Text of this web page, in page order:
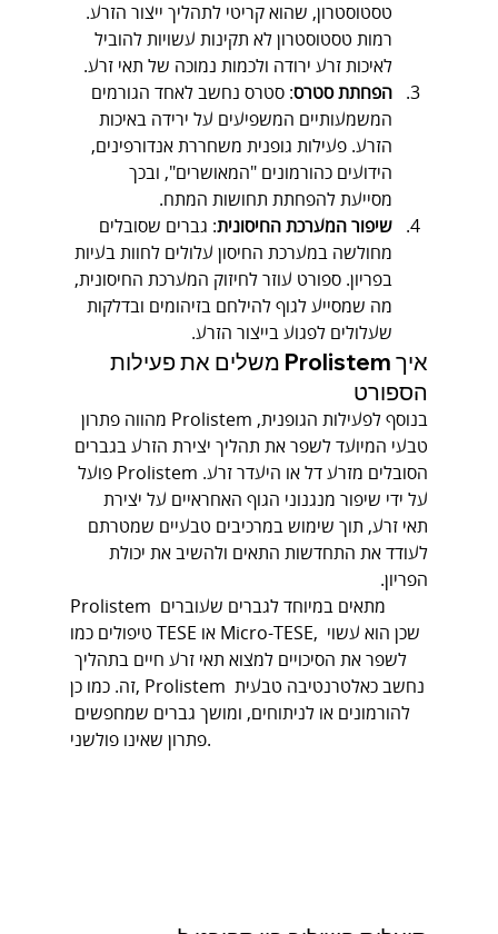
טסטוסטרון, שהוא קריטי לתהליך ייצור הזרע.
רמות טסטוסטרון לא תקינות עשויות להוביל
לאיכות זרע ירודה ולכמות נמוכה של תאי זרע.
הפחתת סטרס: סטרס נחשב לאחד הגורמים
המשמעותיים המשפיעים על ירידה באיכות
הזרע. פעילות גופנית משחררת אנדורפינים,
הידועים כהורמונים "המאושרים", ובכך
מסייעת להפחתת תחושות המתח.
שיפור המערכת החיסונית: גברים שסובלים
מחולשה במערכת החיסון עלולים לחוות בעיות
בפריון. ספורט עוזר לחיזוק המערכת החיסונית,
מה שמסייע לגוף להילחם בזיהומים ובדלקות
שעלולים לפגוע בייצור הזרע.
איך Prolistem משלים את פעילות
הספורט
בנוסף לפעילות הגופנית, Prolistem מהווה פתרון
טבעי המיועד לשפר את תהליך יצירת הזרע בגברים
הסובלים מזרע דל או היעדר זרע. Prolistem פועל
על ידי שיפור מנגנוני הגוף האחראיים על יצירת
תאי זרע, תוך שימוש במרכיבים טבעיים שמטרתם
לעודד את התחדשות התאים ולהשיב את יכולת
הפריון.
Prolistem מתאים במיוחד לגברים שעוברים
טיפולים כמו TESE או Micro-TESE, שכן הוא עשוי
לשפר את הסיכויים למצוא תאי זרע חיים בתהליך
זה. כמו כן, Prolistem נחשב כאלטרנטיבה טבעית
להורמונים או לניתוחים, ומושך גברים שמחפשים
פתרון שאינו פולשני.